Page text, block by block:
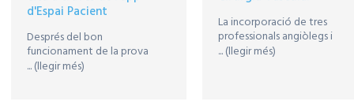
d'Espai Pacient
Després del bon
funcionament de la prova
pilot feta al CIMETIR, ara els
... (llegir més)
La incorporació de tres
professionals angiòlegs i
cirurgians vasculars
... (llegir més)